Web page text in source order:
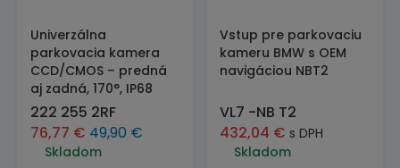
Univerzálna
parkovacia kamera
CCD/CMOS – predná
aj zadná, 170°, IP68
222 255 2RF
76,77 € 49,90 €
Skladom
Vstup pre parkovaciu
kameru BMW s OEM
navigáciou NBT2
VL7 -NB T2
432,04 € s DPH
Skladom